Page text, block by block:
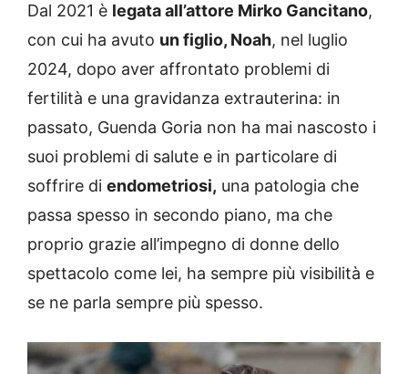
Dal 2021 è legata all’attore Mirko Gancitano,
con cui ha avuto un figlio, Noah, nel luglio
2024, dopo aver affrontato problemi di
fertilità e una gravidanza extrauterina: in
passato, Guenda Goria non ha mai nascosto i
suoi problemi di salute e in particolare di
soffrire di endometriosi, una patologia che
passa spesso in secondo piano, ma che
proprio grazie all’impegno di donne dello
spettacolo come lei, ha sempre più visibilità e
se ne parla sempre più spesso.